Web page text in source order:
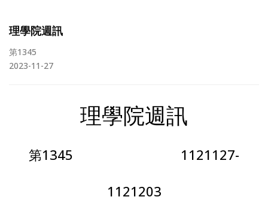
理學院週訊
第1345
2023-11-27
理學院週訊
第1345 1121127-
1121203